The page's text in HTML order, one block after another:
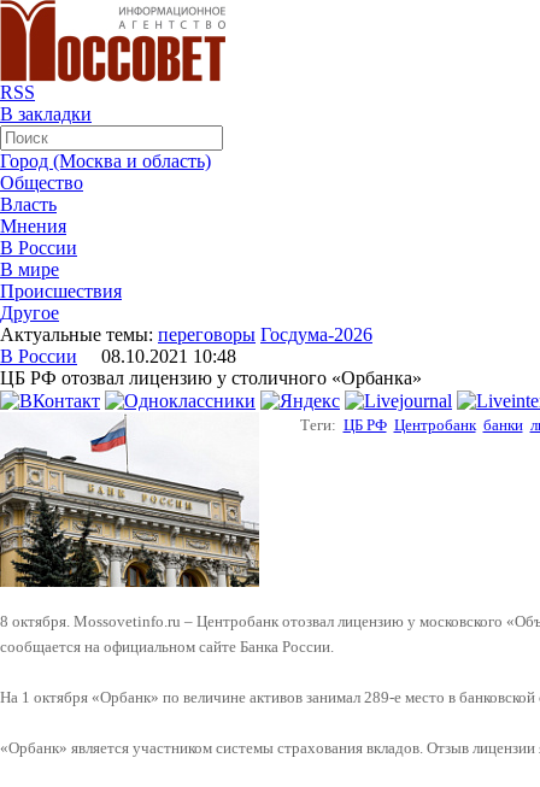
RSS
В закладки
Город (Москва и область)
Общество
Власть
Мнения
В России
В мире
Происшествия
Другое
Актуальные темы: переговоры Госдума-2026
В России 08.10.2021 10:48
ЦБ РФ отозвал лицензию у столичного «Орбанка»
Теги: ЦБ РФ Центробанк банки
8 октября. Mossovetinfo.ru – Центробанк отозвал лицензию у московского
сообщается на официальном сайте Банка России.
На 1 октября «Орбанк» по величине активов занимал 289-е место в
«Орбанк» является участником системы страхования вкладов. Отзыв